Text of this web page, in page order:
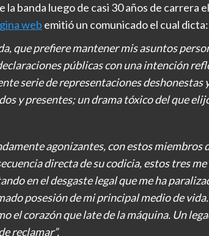
la banda luego de casi 30 años de carrera
web emitió un comunicado el cual dicta:
que prefiere mantener mis asuntos
públicas con una intención
serie de representaciones deshonestas
y presentes; un drama tóxico del que
agonizantes, con estos miembros
directa de su codicia, estos tres
en el desgaste legal que me ha
posesión de mi principal medio de
el corazón que late de la máquina. Un
reclamar”.